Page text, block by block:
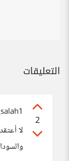
التعليقات
2
لا